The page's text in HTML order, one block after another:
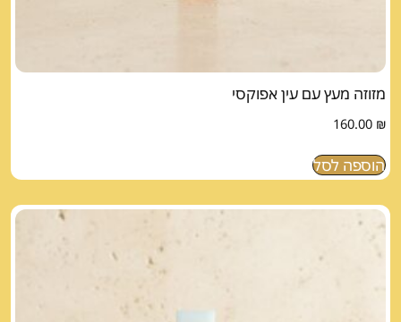
מזוזה מעץ עם עין אפוקסי
160.00 ₪
הוספה לסל